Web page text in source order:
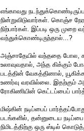
எங்காவது
நின்றுவிடுவார்கள். கொஞ்ச
நிற்பார்கள். இப்படி ஒரு முறை
வந்துக்கொண்டிருந்தால்...?
அஞ்சாதேயில் வந்ததை போல,
உலாவுவதால், அந்த கிக்கும்
படத்தின் வேகத்தினால், யூகிக்க
உணர்வு வரவில்லை. இதற்கும்
ரோகிணியின் கெட்டப்பைப்
மிஷ்கின் நடிப்பைப்
படங்களில், தன்னுடைய நடிப்பை
நிமிடத்திற்கு ஒரு ஸ்டில்